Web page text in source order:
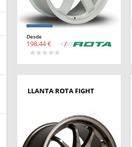
Desde
198,44 €
LLANTA ROTA FIGHT